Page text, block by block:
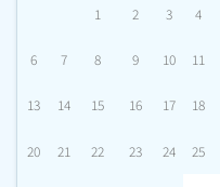
1 2 3 4
6 7 8 9 10 11
13 14 15 16 17 18
20 21 22 23 24 25